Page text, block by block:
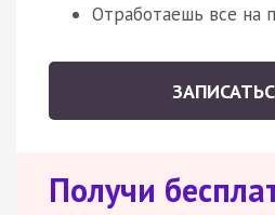
Отработаешь все на
Получи